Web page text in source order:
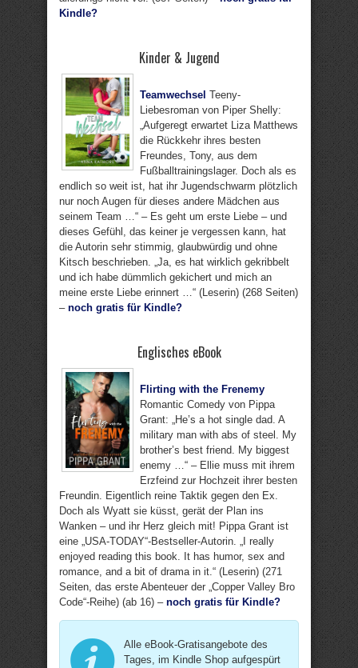
Kindle?
Kinder & Jugend
Teamwechsel Teeny-
Liebesroman von Piper Shelly:
„Aufgeregt erwartet Liza Matthews
die Rückkehr ihres besten
Freundes, Tony, aus dem
Fußballtrainingslager. Doch als es
endlich so weit ist, hat ihr Jugendschwarm plötzlich
nur noch Augen für dieses andere Mädchen aus
seinem Team …“ – Es geht um erste Liebe – und
dieses Gefühl, das keiner je vergessen kann, hat
die Autorin sehr stimmig, glaubwürdig und ohne
Kitsch beschrieben. „Ja, es hat wirklich gekribbelt
und ich habe dümmlich gekichert und mich an
meine erste Liebe erinnert …“ (Leserin) (268 Seiten)
– noch gratis für Kindle?
Englisches eBook
Flirting with the Frenemy
Romantic Comedy von Pippa
Grant: „He’s a hot single dad. A
military man with abs of steel. My
brother’s best friend. My biggest
enemy …“ – Ellie muss mit ihrem
Erzfeind zur Hochzeit ihrer besten
Freundin. Eigentlich reine Taktik gegen den Ex.
Doch als Wyatt sie küsst, gerät der Plan ins
Wanken – und ihr Herz gleich mit! Pippa Grant ist
eine „USA-TODAY“-Bestseller-Autorin. „I really
enjoyed reading this book. It has humor, sex and
romance, and a bit of drama in it.“ (Leserin) (271
Seiten, das erste Abenteuer der „Copper Valley Bro
Code“-Reihe) (ab 16) – noch gratis für Kindle?
Alle eBook-Gratisangebote des
Tages, im Kindle Shop aufgespürt